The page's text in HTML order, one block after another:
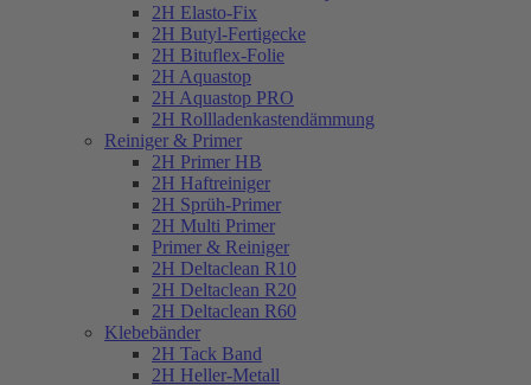
2H Elasto-Fix
2H Butyl-Fertigecke
2H Bituflex-Folie
2H Aquastop
2H Aquastop PRO
2H Rollladenkastendämmung
Reiniger & Primer
2H Primer HB
2H Haftreiniger
2H Sprüh-Primer
2H Multi Primer
Primer & Reiniger
2H Deltaclean R10
2H Deltaclean R20
2H Deltaclean R60
Klebebänder
2H Tack Band
2H Heller-Metall